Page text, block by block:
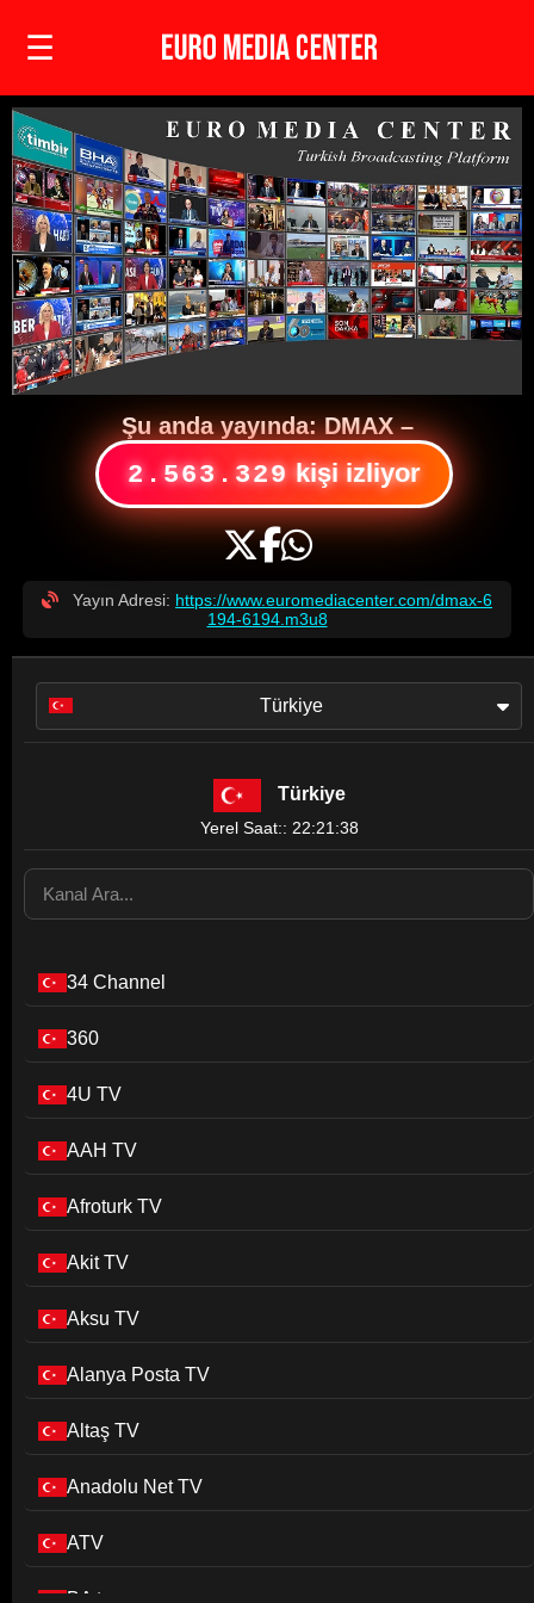
☰
Şu anda yayında:DMAX–
2.563.329kişi izliyor
Yayın Adresi: https://www.euromediacenter.com/dmax-6
194-6194.m3u8
Türkiye
Türkiye
Yerel Saat:: 22:21:38
34 Channel
360
4U TV
AAH TV
Afroturk TV
Akit TV
Aksu TV
Alanya Posta TV
Altaş TV
Anadolu Net TV
ATV
BA tv